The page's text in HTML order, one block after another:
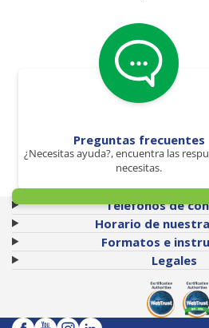
Preguntas frecuentes
¿Necesitas ayuda?, encuentra las
necesitas.
Teléfonos de
Horario de
Formatos e
Legales